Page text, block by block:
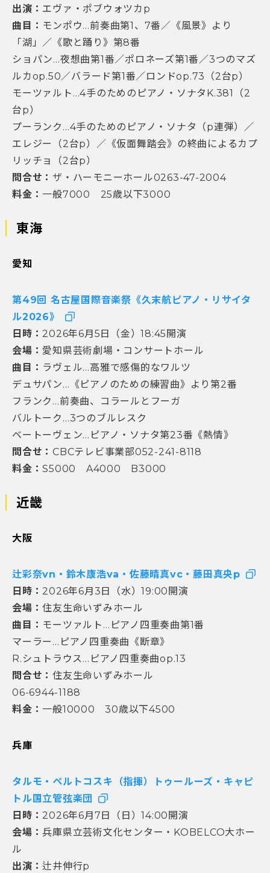
出演： エヴァ・ポブウォツカp
曲目： モンポウ…前奏曲第1、7番／《風景》より
「湖」／《歌と踊り》第8番
ショパン…夜想曲第1番／ポロネーズ第1番／3つのマズ
ルカop.50／バラード第1番／ロンドop.73（2台p）
モーツァルト…4手のためのピアノ・ソナタK.381（2
台p）
プーランク…4手のためのピアノ・ソナタ（p連弾）／
エレジー（2台p）／《仮面舞踏会》の終曲によるカプ
リッチョ（2台p）
問合せ： ザ・ハーモニーホール0263-47-2004
料金： 一般7000 25歳以下3000
東海
愛知
第49回 名古屋国際音楽祭《久末航ピアノ・リサイタ
ル2026》
日時： 2026年6月5日（金）18:45開演
会場： 愛知県芸術劇場・コンサートホール
曲目： ラヴェル…高雅で感傷的なワルツ
デュサパン…《ピアノのための練習曲》より第2番
フランク…前奏曲、コラールとフーガ
バルトーク…3つのブルレスク
ベートーヴェン…ピアノ・ソナタ第23番《熱情》
問合せ： CBCテレビ事業部052-241-8118
料金：S5000 A4000 B3000
近畿
大阪
辻彩奈vn・鈴木康浩va・佐藤晴真vc・藤田真央p
日時： 2026年6月3日（水）19:00開演
会場：住友生命いずみホール
曲目： モーツァルト…ピアノ四重奏曲第1番
マーラー…ピアノ四重奏曲《断章》
R.シュトラウス…ピアノ四重奏曲op.13
問合せ： 住友生命いずみホール
06-6944-1188
料金： 一般10000 30歳以下4500
兵庫
タルモ・ペルトコスキ（指揮）トゥールーズ・キャピ
トル国立管弦楽団
日時： 2026年6月7日（日）14:00開演
会場：兵庫県立芸術文化センター・KOBELCO大ホー
ル
出演：辻井伸行p